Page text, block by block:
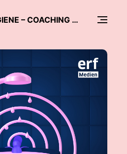
PSYCHOHYGIENE – COACHING FÜR GEIST UND SEELE